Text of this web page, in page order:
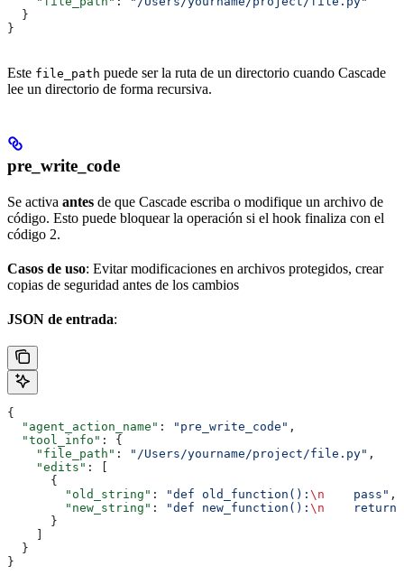
  }
}
Este file_path puede ser la ruta de un directorio cuando Cascade
lee un directorio de forma recursiva.
pre_write_code
Se activa antes de que Cascade escriba o modifique un archivo de
código. Esto puede bloquear la operación si el hook finaliza con el
código 2.
Casos de uso: Evitar modificaciones en archivos protegidos, crear
copias de seguridad antes de los cambios
JSON de entrada:
{
  "agent_action_name"
: "pre_write_code" ,
  "tool_info"
: {
    "file_path"
: "/Users/yourname/project/file.py" ,
    "edits"
: [
      {
        "old_string"
: "def old_function(): \n
    pass"
,
        "new_string"
: "def new_function(): \n
return
      }
    ]
  }
}